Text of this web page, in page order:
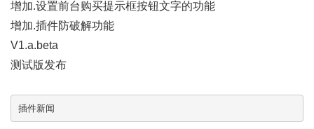
增加.设置前台购买提示框按钮文字的功能
增加.插件防破解功能
V1.a.beta
测试版发布
插件新闻